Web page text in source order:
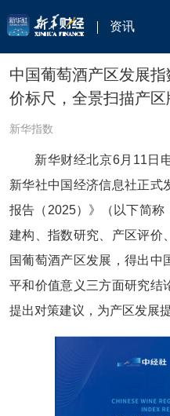
资讯
中国葡萄酒产区发展
价标尺，全景扫描产
新华指数
新华财经北京6月11日
新华社中国经济信息社正式
报告（2025）》（以下简称
建构、指数研究、产区评价
国葡萄酒产区发展，得出中
平和价值意义三方面研究结
提出对策建议，为产区发展